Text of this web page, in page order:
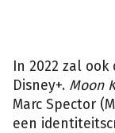
In 2022 zal ook
Disney+. Moon
Marc Spector
een